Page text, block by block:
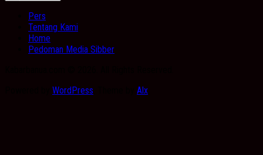
Pers
Tentang Kami
Home
Pedoman Media Sibber
WordPress Alx